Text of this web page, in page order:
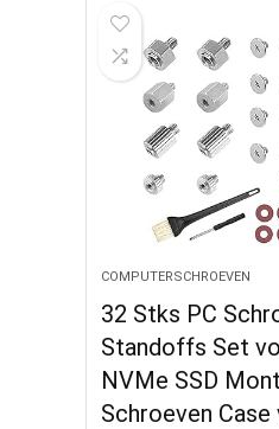
COMPUTERSCHROEVEN
32 Stks PC
Standoffs Set
NVMe SSD
Schroeven